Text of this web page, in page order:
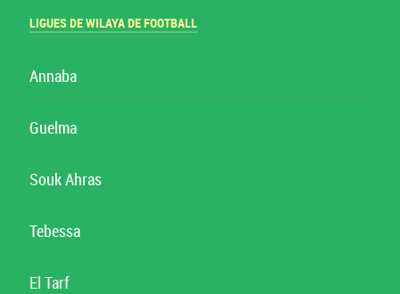
LIGUES DE WILAYA DE FOOTBALL
Annaba
Guelma
Souk Ahras
Tebessa
El Tarf